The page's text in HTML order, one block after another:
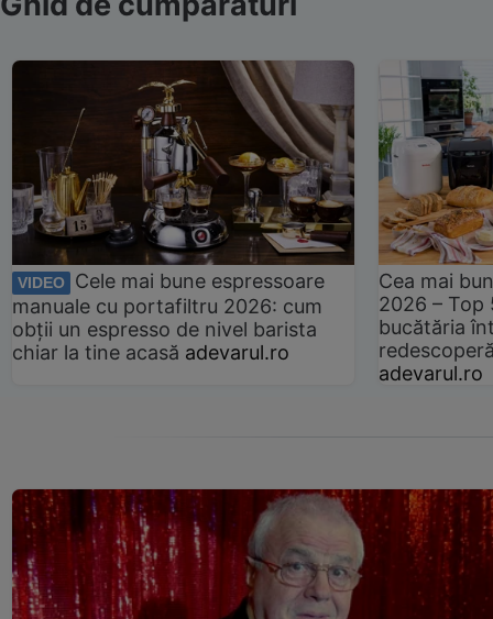
VIDEO
Cele mai bune espressoare
manuale cu portafiltru 2026: cum
obții un espresso de nivel barista
chiar la tine acasă adevarul.ro
Cea mai
2026 –
bucătăria
adevarul.ro